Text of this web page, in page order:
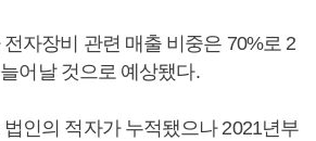
자장비 관련 매출 비중은 70%로 2
어날 것으로 예상됐다.
인의 적자가 누적됐으나 2021년부